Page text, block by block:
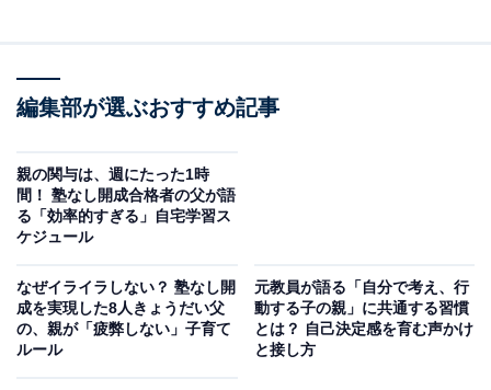
からない」と語ります。
の違いのうち、9と8の差かもしれないし、9と1の差かも
しれない。もしかすると1と2なのかも。
中学受験をしていると、『地頭がよくないから、毎日コ
ツコツ努力して成果を出しました』と言う方がいます。
一方で、『毎日努力できる時点で地頭がいい』と感じる
編集部が選ぶおすすめ記事
親の関与は、週にたった1時
間！ 塾なし開成合格者の父が語
る「効率的すぎる」自宅学習ス
ケジュール
なぜイライラしない？ 塾なし開
成を実現した8人きょうだい父
の、親が「疲弊しない」子育て
ルール
元教員が語る「自分で考え、行
動する子の親」に共通する習慣
とは？ 自己決定感を育む声かけ
と接し方